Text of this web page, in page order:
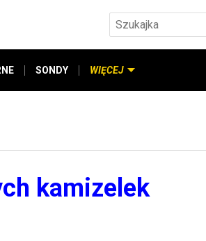
SONDY WIĘCEJ
kamizelek